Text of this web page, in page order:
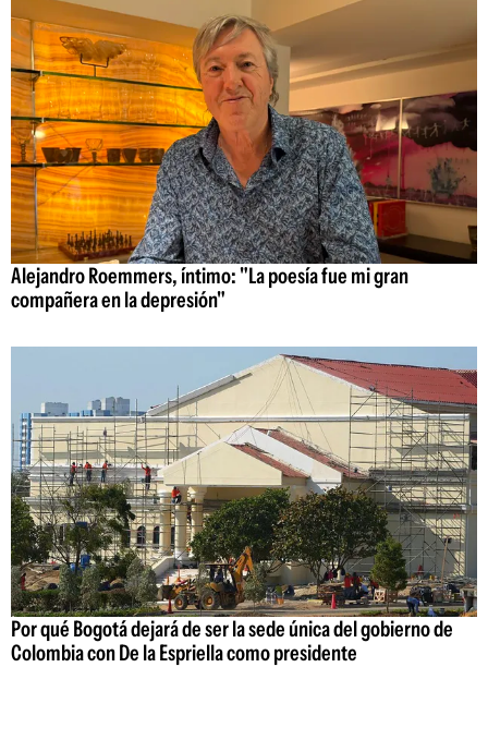
Alejandro Roemmers, íntimo: "La poesía fue mi gran
compañera en la depresión"
Por qué Bogotá dejará de ser la sede única del gobierno de
Colombia con De la Espriella como presidente